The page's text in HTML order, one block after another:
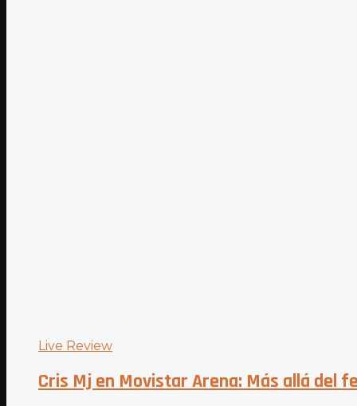
Live Review
Cris Mj en Movistar Arena: Más allá del